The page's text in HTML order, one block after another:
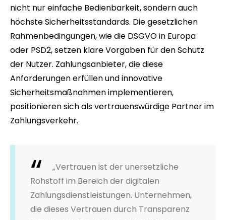
nicht nur einfache Bedienbarkeit, sondern auch
höchste Sicherheitsstandards. Die gesetzlichen
Rahmenbedingungen, wie die DSGVO in Europa
oder PSD2, setzen klare Vorgaben für den Schutz
der Nutzer. Zahlungsanbieter, die diese
Anforderungen erfüllen und innovative
Sicherheitsmaßnahmen implementieren,
positionieren sich als vertrauenswürdige Partner im
Zahlungsverkehr.
„Vertrauen ist der unersetzliche
Rohstoff im Bereich der digitalen
Zahlungsdienstleistungen. Unternehmen,
die dieses Vertrauen durch Transparenz